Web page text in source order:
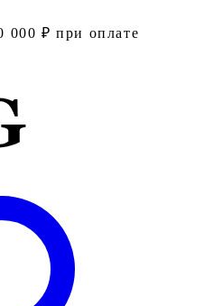
000 ₽ при оплате